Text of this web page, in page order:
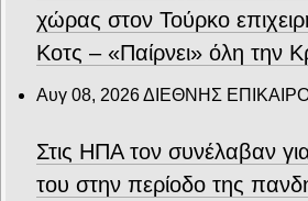
χώρας στον Τούρκο
Κοτς – «Παίρνει» όλη την
Αυγ 08, 2026ΔΙΕΘΝΗΣ
Στις ΗΠΑ τον συνέλαβαν
του στην περίοδο της